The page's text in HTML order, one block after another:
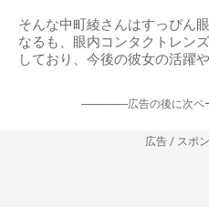
そんな中町綾さんはすっぴん
なるも、眼内コンタクトレン
しており、今後の彼女の活躍
-----------------広告の後に次
広告 / スポ